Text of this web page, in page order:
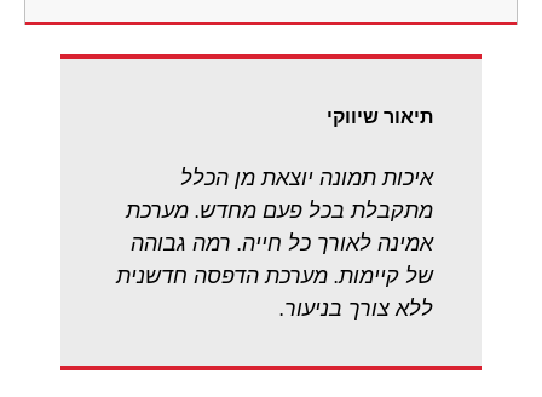
תיאור שיווקי
איכות תמונה יוצאת מן הכלל
מתקבלת בכל פעם מחדש. מערכת
אמינה לאורך כל חייה. רמה גבוהה
של קיימות. מערכת הדפסה חדשנית
ללא צורך בניעור.